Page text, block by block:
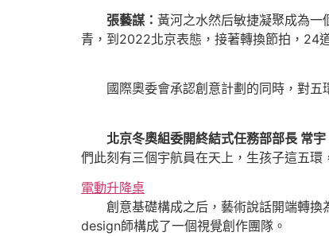
張藝謀： 黃河之水然后敏捷凝聚成為一
青，到2022北京表態，接著轉換節拍，24
國際奧委會承認創意計劃的同時，對五
北京冬奧組委開終結式任務部部長 常宇
們此刻有三個宇航員在天上，生孩子這五
電動升降桌
創意基礎構成之后，藝術說話開端轉換
design師構成了一個視覺創作團隊。